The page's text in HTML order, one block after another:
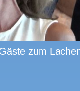
zum